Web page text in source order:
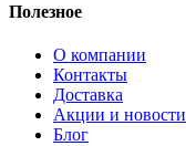
Полезное
О компании
Контакты
Доставка
Акции и новости
Блог